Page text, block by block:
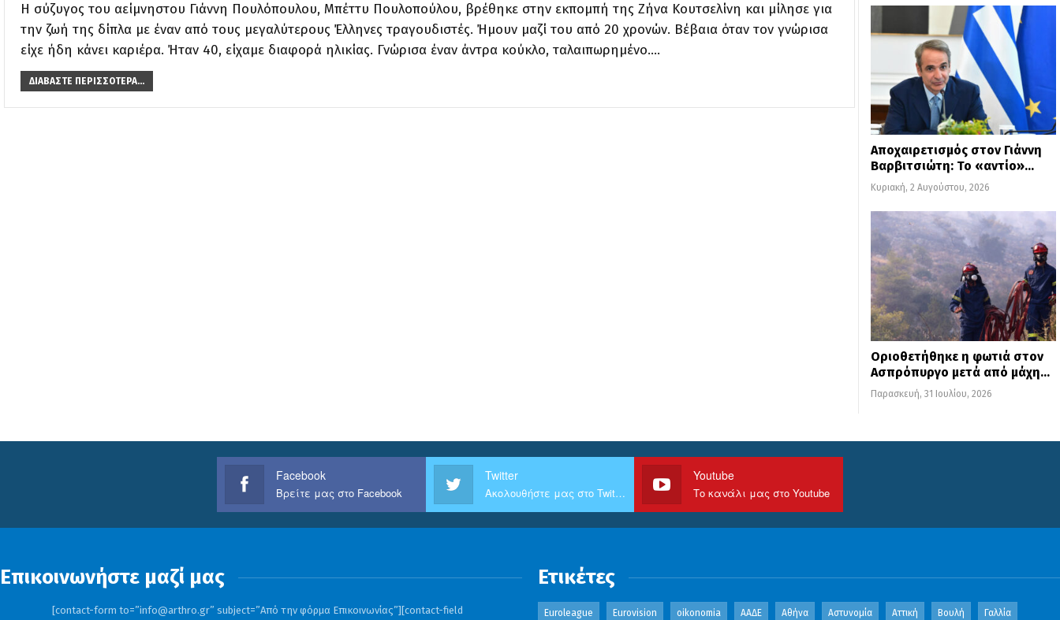
Η σύζυγος του αείμνηστου Γιάννη Πουλόπουλου, Μπέττυ Πουλοπούλου, βρέθηκε στην εκπομπή της Ζήνα Κουτσελίνη και μίλησε για
την ζωή της δίπλα με έναν από τους μεγαλύτερους Έλληνες τραγουδιστές. Ήμουν μαζί του από 20 χρονών. Βέβαια όταν τον γνώρισα
είχε ήδη κάνει καριέρα. Ήταν 40, είχαμε διαφορά ηλικίας. Γνώρισα έναν άντρα κούκλο, ταλαιπωρημένο.…
ΔΙΑΒΆΣΤΕ ΠΕΡΙΣΣΌΤΕΡΑ...
Αποχαιρετισμός στον Γιάννη
Βαρβιτσιώτη: Το «αντίο»…
Κυριακή, 2 Αυγούστου, 2026
Οριοθετήθηκε η φωτιά στον
Ασπρόπυργο μετά από μάχη…
Παρασκευή, 31 Ιουλίου, 2026
Facebook
Βρείτε μας στο Facebook
Twitter
Ακολουθήστε μας στο Twitter
Youtube
Το κανάλι μας στο Youtube
Επικοινωνήστε μαζί μας
[contact-form to=”info@arthro.gr” subject=”Από την φόρμα Επικοινωνίας”][contact-field
Ετικέτες
Euroleague Eurovision oikonomia ΑΑΔΕ Αθήνα Αστυνομία Αττική Βουλή Γαλλία